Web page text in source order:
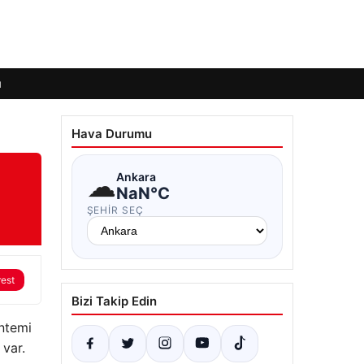
Hava Durumu
☁Ankara
NaN°C
ŞEHIR SEÇ
Bizi Takip Edin